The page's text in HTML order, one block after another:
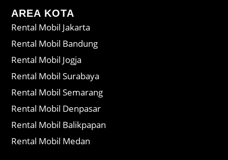
AREA KOTA
Rental Mobil Jakarta
Rental Mobil Bandung
Rental Mobil Jogja
Rental Mobil Surabaya
Rental Mobil Semarang
Rental Mobil Denpasar
Rental Mobil Balikpapan
Rental Mobil Medan